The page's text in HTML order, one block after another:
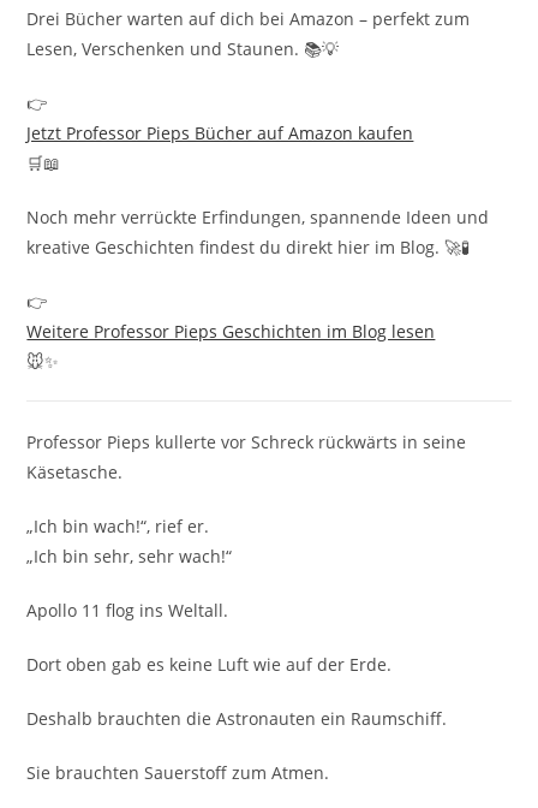
Drei Bücher warten auf dich bei Amazon – perfekt zum
Lesen, Verschenken und Staunen. 📚💡
👉
Jetzt Professor Pieps Bücher auf Amazon kaufen
🛒📖
Noch mehr verrückte Erfindungen, spannende Ideen und
kreative Geschichten findest du direkt hier im Blog. 🚀🧪
👉
Weitere Professor Pieps Geschichten im Blog lesen
🐭✨
Professor Pieps kullerte vor Schreck rückwärts in seine
Käsetasche.
„Ich bin wach!“, rief er.
„Ich bin sehr, sehr wach!“
Apollo 11 flog ins Weltall.
Dort oben gab es keine Luft wie auf der Erde.
Deshalb brauchten die Astronauten ein Raumschiff.
Sie brauchten Sauerstoff zum Atmen.